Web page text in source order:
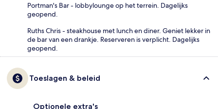
Portman's Bar - lobbylounge op het terrein. Dagelijks
geopend.
Ruths Chris - steakhouse met lunch en diner. Geniet lekker in
de bar van een drankje. Reserveren is verplicht. Dagelijks
geopend.
Toeslagen & beleid
Optionele extra's